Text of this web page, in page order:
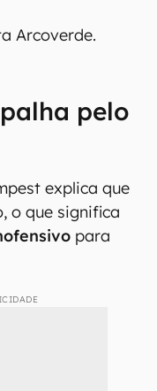
Arcoverde.
pelo
explica que
o que significa
para